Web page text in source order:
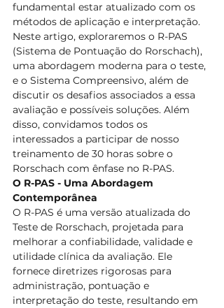
fundamental estar atualizado com os
métodos de aplicação e interpretação.
Neste artigo, exploraremos o R-PAS
(Sistema de Pontuação do Rorschach),
uma abordagem moderna para o teste,
e o Sistema Compreensivo, além de
discutir os desafios associados a essa
avaliação e possíveis soluções. Além
disso, convidamos todos os
interessados a participar de nosso
treinamento de 30 horas sobre o
Rorschach com ênfase no R-PAS.
O R-PAS - Uma Abordagem
Contemporânea
O R-PAS é uma versão atualizada do
Teste de Rorschach, projetada para
melhorar a confiabilidade, validade e
utilidade clínica da avaliação. Ele
fornece diretrizes rigorosas para
administração, pontuação e
interpretação do teste, resultando em